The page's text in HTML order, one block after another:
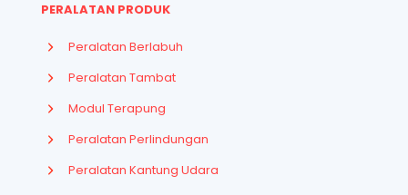
PERALATAN PRODUK
Peralatan Berlabuh
Peralatan Tambat
Modul Terapung
Peralatan Perlindungan
Peralatan Kantung Udara